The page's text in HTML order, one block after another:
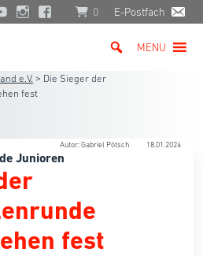
0 E-Postfach
MENU
e.V. > Die Sieger der
fest
Autor: Gabriel Pötsch 18.01.2024
Junioren
fest